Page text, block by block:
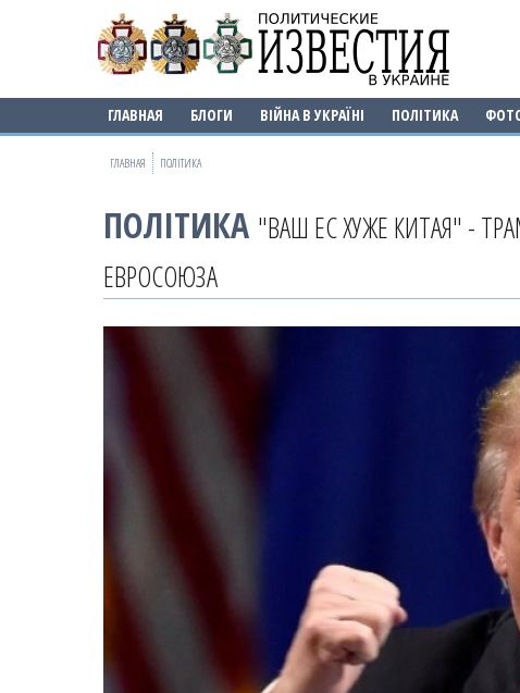
ГЛАВНАЯ БЛОГИ ВІЙНА В УКРАЇНІ ПОЛІТИКА
ГЛАВНАЯ ПОЛІТИКА
ПОЛІТИКА "ВАШ ЕС ХУЖЕ КИТАЯ" -
ЕВРОСОЮЗА